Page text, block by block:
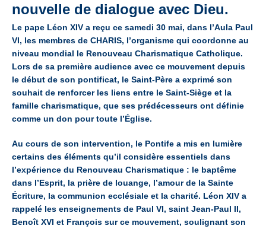
nouvelle de dialogue avec Dieu.
Le pape Léon XIV a reçu ce samedi 30 mai, dans l’Aula Paul
VI, les membres de CHARIS, l’organisme qui coordonne au
niveau mondial le Renouveau Charismatique Catholique.
Lors de sa première audience avec ce mouvement depuis
le début de son pontificat, le Saint-Père a exprimé son
souhait de renforcer les liens entre le Saint-Siège et la
famille charismatique, que ses prédécesseurs ont définie
comme un don pour toute l’Église.
Au cours de son intervention, le Pontife a mis en lumière
certains des éléments qu’il considère essentiels dans
l’expérience du Renouveau Charismatique : le baptême
dans l’Esprit, la prière de louange, l’amour de la Sainte
Écriture, la communion ecclésiale et la charité. Léon XIV a
rappelé les enseignements de Paul VI, saint Jean-Paul II,
Benoît XVI et François sur ce mouvement, soulignant son